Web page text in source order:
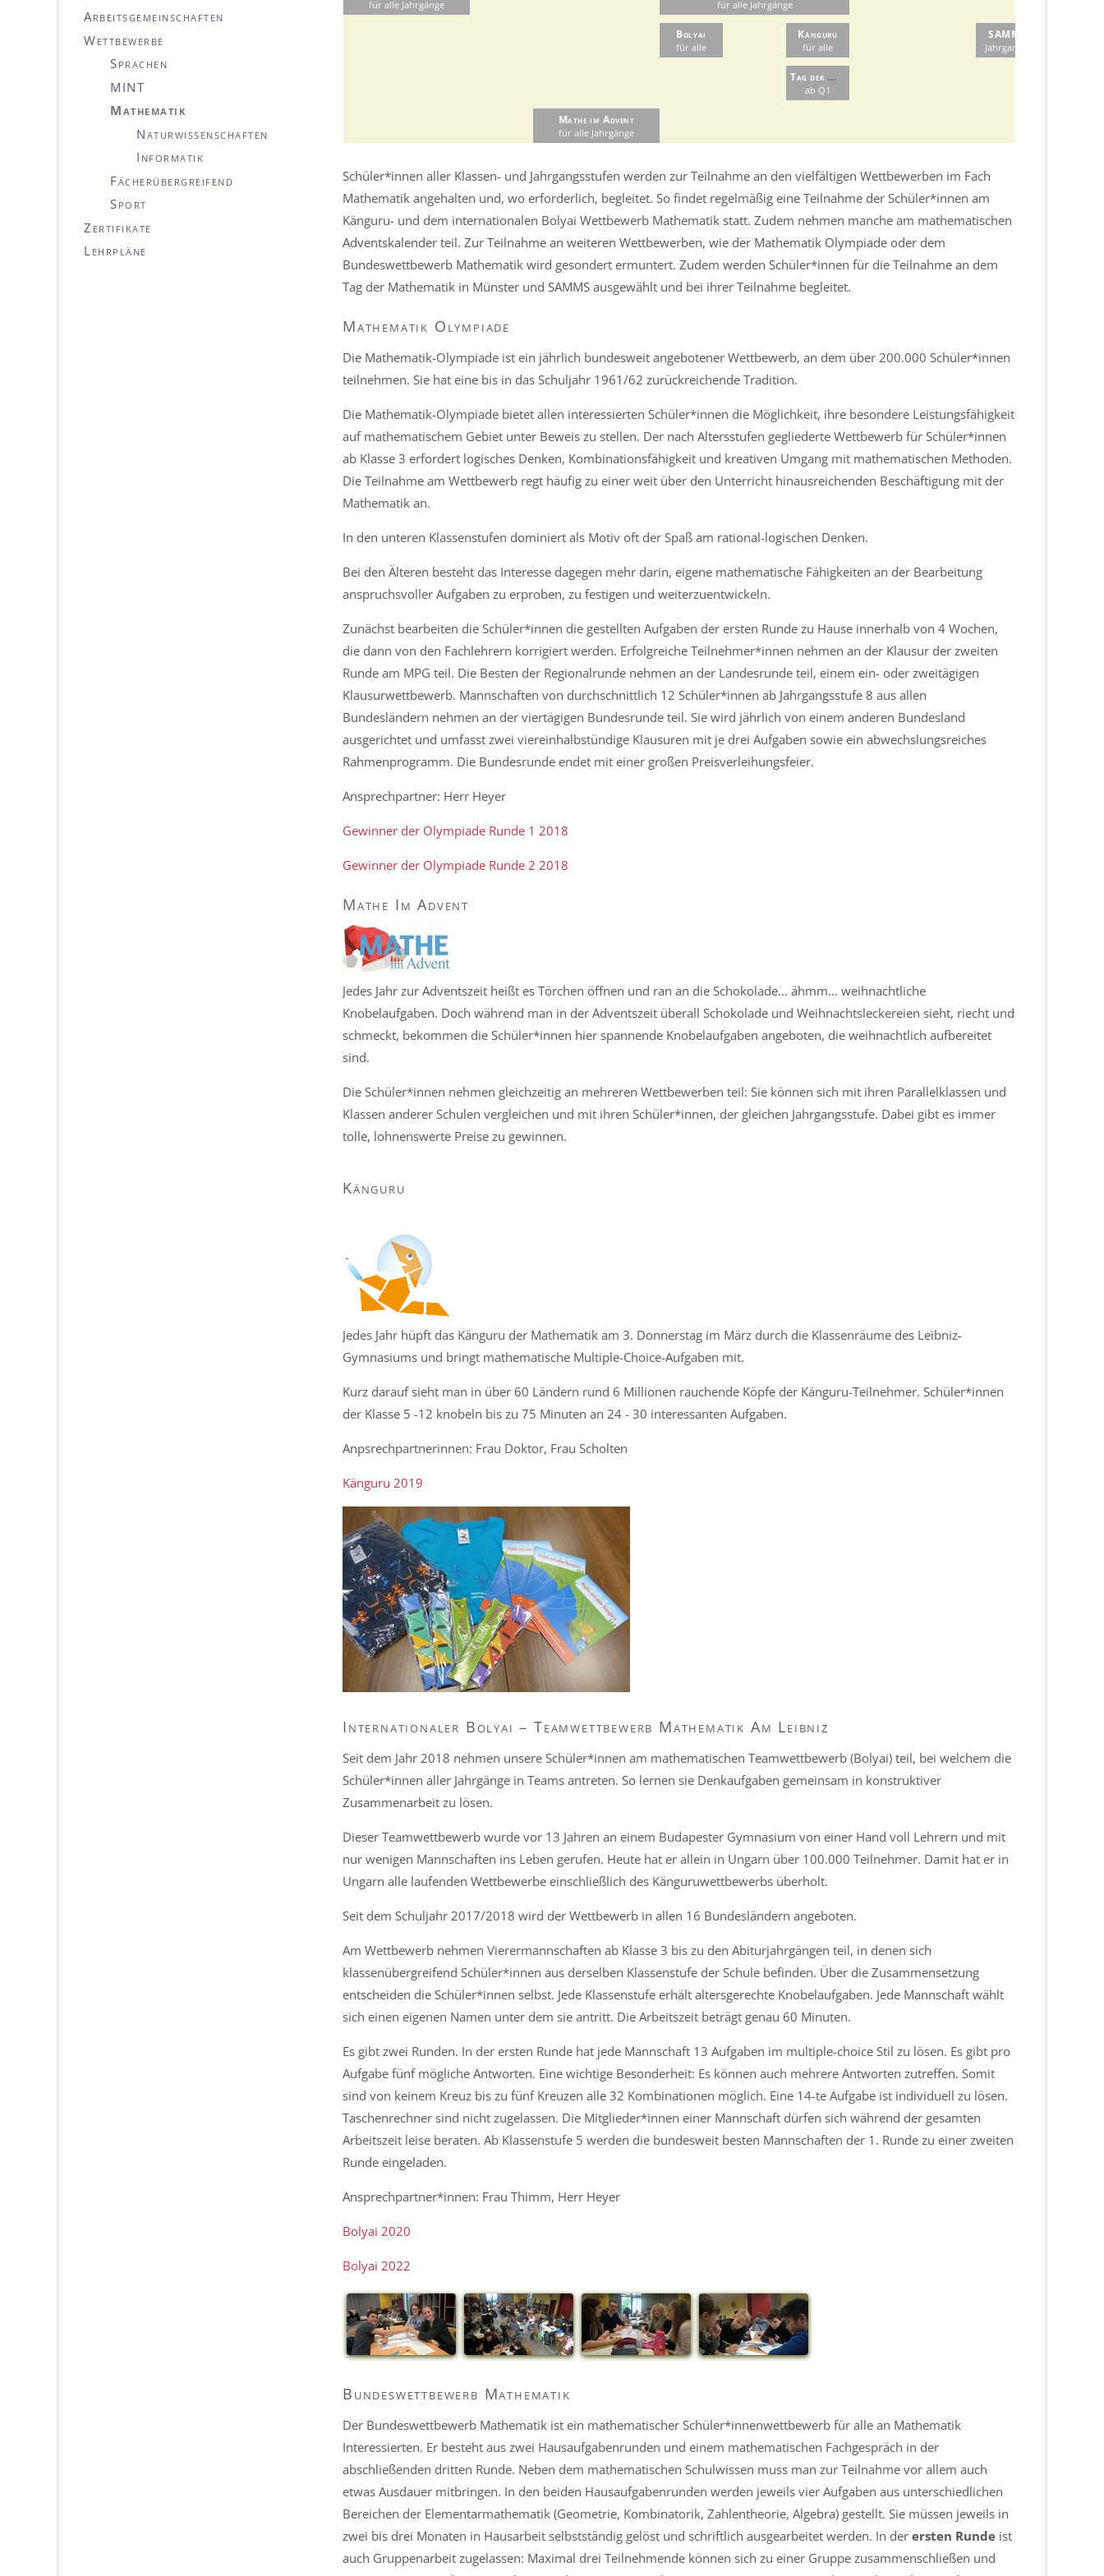
für alle Jahrgänge für alle Jahrgänge
Bolyai
für alle
Känguru
für alle
SAMMS
Jahrgang 6
T
ag der Mathematik
ab Q1
Mathe im Advent
für alle Jahrgänge
Schüler*innen aller Klassen- und Jahrgangsstufen werden zur Teilnahme an den vielfältigen Wettbewerben im Fach
Mathematik angehalten und, wo erforderlich, begleitet. So findet regelmäßig eine Teilnahme der Schüler*innen am
Känguru- und dem internationalen Bolyai Wettbewerb Mathematik statt. Zudem nehmen manche am mathematischen
Adventskalender teil. Zur Teilnahme an weiteren Wettbewerben, wie der Mathematik Olympiade oder dem
Bundeswettbewerb Mathematik wird gesondert ermuntert. Zudem werden Schüler*innen für die Teilnahme an dem
Tag der Mathematik in Münster und SAMMS ausgewählt und bei ihrer Teilnahme begleitet.
Mathematik Olympiade
Die Mathematik-Olympiade ist ein jährlich bundesweit angebotener Wettbewerb, an dem über 200.000 Schüler*innen
teilnehmen. Sie hat eine bis in das Schuljahr 1961/62 zurückreichende Tradition.
Die Mathematik-Olympiade bietet allen interessierten Schüler*innen die Möglichkeit, ihre besondere Leistungsfähigkeit
auf mathematischem Gebiet unter Beweis zu stellen. Der nach Altersstufen gegliederte Wettbewerb für Schüler*innen
ab Klasse 3 erfordert logisches Denken, Kombinationsfähigkeit und kreativen Umgang mit mathematischen Methoden.
Die Teilnahme am Wettbewerb regt häufig zu einer weit über den Unterricht hinausreichenden Beschäftigung mit der
Mathematik an.
In den unteren Klassenstufen dominiert als Motiv oft der Spaß am rational-logischen Denken.
Bei den Älteren besteht das Interesse dagegen mehr darin, eigene mathematische Fähigkeiten an der Bearbeitung
anspruchsvoller Aufgaben zu erproben, zu festigen und weiterzuentwickeln.
Zunächst bearbeiten die Schüler*innen die gestellten Aufgaben der ersten Runde zu Hause innerhalb von 4 Wochen,
die dann von den Fachlehrern korrigiert werden. Erfolgreiche Teilnehmer*innen nehmen an der Klausur der zweiten
Runde am MPG teil. Die Besten der Regionalrunde nehmen an der Landesrunde teil, einem ein- oder zweitägigen
Klausurwettbewerb. Mannschaften von durchschnittlich 12 Schüler*innen ab Jahrgangsstufe 8 aus allen
Bundesländern nehmen an der viertägigen Bundesrunde teil. Sie wird jährlich von einem anderen Bundesland
ausgerichtet und umfasst zwei viereinhalbstündige Klausuren mit je drei Aufgaben sowie ein abwechslungsreiches
Rahmenprogramm. Die Bundesrunde endet mit einer großen Preisverleihungsfeier.
Ansprechpartner: Herr Heyer
Gewinner der Olympiade Runde 1 2018
Gewinner der Olympiade Runde 2 2018
Mathe Im Advent
Jedes Jahr zur Adventszeit heißt es Törchen öffnen und ran an die Schokolade... ähmm... weihnachtliche
Knobelaufgaben. Doch während man in der Adventszeit überall Schokolade und Weihnachtsleckereien sieht, riecht und
schmeckt, bekommen die Schüler*innen hier spannende Knobelaufgaben angeboten, die weihnachtlich aufbereitet
sind.
Die Schüler*innen nehmen gleichzeitig an mehreren Wettbewerben teil: Sie können sich mit ihren Parallelklassen und
Klassen anderer Schulen vergleichen und mit ihren Schüler*innen, der gleichen Jahrgangsstufe. Dabei gibt es immer
tolle, lohnenswerte Preise zu gewinnen.
Känguru
Jedes Jahr hüpft das Känguru der Mathematik am 3. Donnerstag im März durch die Klassenräume des Leibniz-
Gymnasiums und bringt mathematische Multiple-Choice-Aufgaben mit.
Kurz darauf sieht man in über 60 Ländern rund 6 Millionen rauchende Köpfe der Känguru-Teilnehmer. Schüler*innen
der Klasse 5 -12 knobeln bis zu 75 Minuten an 24 - 30 interessanten Aufgaben.
Anpsrechpartnerinnen: Frau Doktor, Frau Scholten
Känguru 2019
Internationaler Bolyai – Teamwettbewerb Mathematik Am Leibniz
Seit dem Jahr 2018 nehmen unsere Schüler*innen am mathematischen Teamwettbewerb (Bolyai) teil, bei welchem die
Schüler*innen aller Jahrgänge in Teams antreten. So lernen sie Denkaufgaben gemeinsam in konstruktiver
Zusammenarbeit zu lösen.
Dieser Teamwettbewerb wurde vor 13 Jahren an einem Budapester Gymnasium von einer Hand voll Lehrern und mit
nur wenigen Mannschaften ins Leben gerufen. Heute hat er allein in Ungarn über 100.000 Teilnehmer. Damit hat er in
Ungarn alle laufenden Wettbewerbe einschließlich des Känguruwettbewerbs überholt.
Seit dem Schuljahr 2017/2018 wird der Wettbewerb in allen 16 Bundesländern angeboten.
Am Wettbewerb nehmen Vierermannschaften ab Klasse 3 bis zu den Abiturjahrgängen teil, in denen sich
klassenübergreifend Schüler*innen aus derselben Klassenstufe der Schule befinden. Über die Zusammensetzung
entscheiden die Schüler*innen selbst. Jede Klassenstufe erhält altersgerechte Knobelaufgaben. Jede Mannschaft wählt
sich einen eigenen Namen unter dem sie antritt. Die Arbeitszeit beträgt genau 60 Minuten.
Es gibt zwei Runden. In der ersten Runde hat jede Mannschaft 13 Aufgaben im multiple-choice Stil zu lösen. Es gibt pro
Aufgabe fünf mögliche Antworten. Eine wichtige Besonderheit: Es können auch mehrere Antworten zutreffen. Somit
sind von keinem Kreuz bis zu fünf Kreuzen alle 32 Kombinationen möglich. Eine 14-te Aufgabe ist individuell zu lösen.
Taschenrechner sind nicht zugelassen. Die Mitglieder*innen einer Mannschaft dürfen sich während der gesamten
Arbeitszeit leise beraten. Ab Klassenstufe 5 werden die bundesweit besten Mannschaften der 1. Runde zu einer zweiten
Runde eingeladen.
Ansprechpartner*innen: Frau Thimm, Herr Heyer
Bolyai 2020
Bolyai 2022
Bundeswettbewerb Mathematik
Der Bundeswettbewerb Mathematik ist ein mathematischer Schüler*innenwettbewerb für alle an Mathematik
Interessierten. Er besteht aus zwei Hausaufgabenrunden und einem mathematischen Fachgespräch in der
abschließenden dritten Runde. Neben dem mathematischen Schulwissen muss man zur Teilnahme vor allem auch
etwas Ausdauer mitbringen. In den beiden Hausaufgabenrunden werden jeweils vier Aufgaben aus unterschiedlichen
Bereichen der Elementarmathematik (Geometrie, Kombinatorik, Zahlentheorie, Algebra) gestellt. Sie müssen jeweils in
zwei bis drei Monaten in Hausarbeit selbstständig gelöst und schriftlich ausgearbeitet werden. In der ersten Runde ist
auch Gruppenarbeit zugelassen: Maximal drei Teilnehmende können sich zu einer Gruppe zusammenschließen und
Arbeitsgemeinschaften
Wettbewerbe
Sprachen
MINT
Mathematik
Naturwissenschaften
Informatik
Fächerübergreifend
Sport
Zertifikate
Lehrpläne